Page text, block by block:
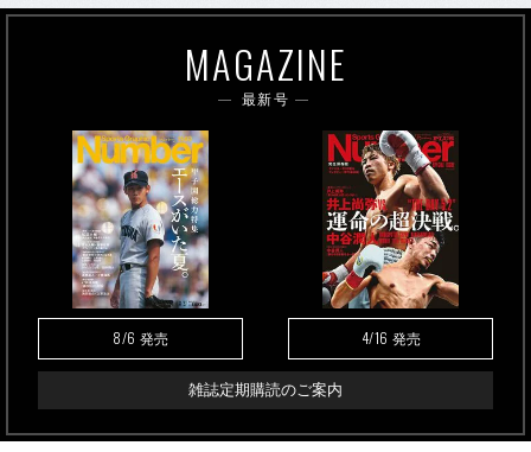
MAGAZINE
最新号
8/6 発売 4/16 発売
雑誌定期購読のご案内